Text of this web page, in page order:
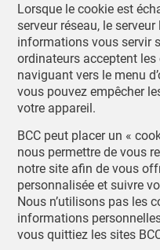
Lorsque le cookie est
serveur réseau, le
informations vous servir
ordinateurs acceptent
naviguant vers le menu
vous pouvez empêcher
votre appareil.
BCC peut placer un «
nous permettre de vous
notre site afin de vous
personnalisée et suivre
Nous n’utilisons pas les
informations
vous quittiez les sites